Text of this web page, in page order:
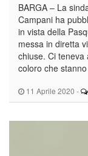
11 Aprile 2020 -
BARGA – La
Campani ha
in vista della
messa in diretta
chiuse. Ci teneva
coloro che